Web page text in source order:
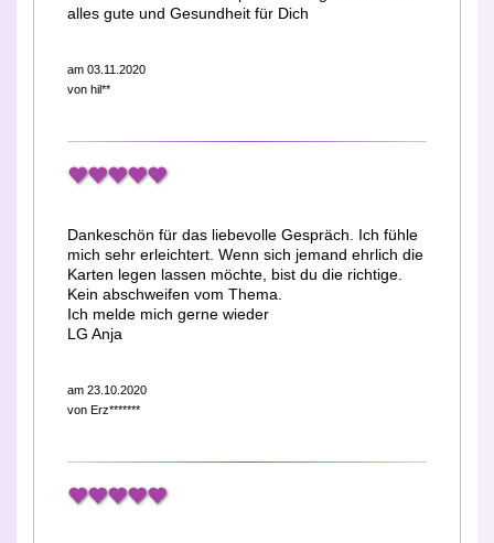
alles gute und Gesundheit für Dich
am 03.11.2020
von hil**
Dankeschön für das liebevolle Gespräch. Ich fühle
mich sehr erleichtert. Wenn sich jemand ehrlich die
Karten legen lassen möchte, bist du die richtige.
Kein abschweifen vom Thema.
Ich melde mich gerne wieder
LG Anja
am 23.10.2020
von Erz*******